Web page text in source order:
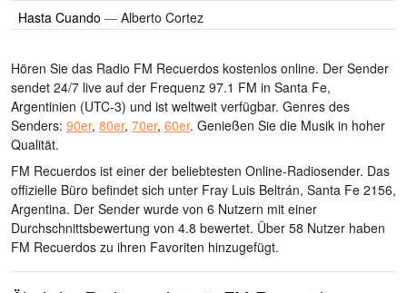
Hasta Cuando — Alberto Cortez
Hören Sie das Radio FM Recuerdos kostenlos online. Der Sender
sendet 24/7 live auf der Frequenz 97.1 FM in Santa Fe,
Argentinien (UTC-3) und ist weltweit verfügbar. Genres des
Senders: 90er, 80er, 70er, 60er. Genießen Sie die Musik in hoher
Qualität.
FM Recuerdos ist einer der beliebtesten Online-Radiosender. Das
offizielle Büro befindet sich unter Fray Luis Beltrán, Santa Fe 2156,
Argentina. Der Sender wurde von 6 Nutzern mit einer
Durchschnittsbewertung von 4.8 bewertet. Über 58 Nutzer haben
FM Recuerdos zu ihren Favoriten hinzugefügt.